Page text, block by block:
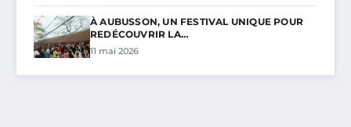
À AUBUSSON, UN FESTIVAL UNIQUE POUR
REDÉCOUVRIR LA…
11 mai 2026